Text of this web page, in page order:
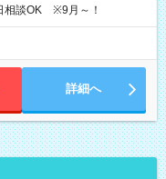
談OK ※9月～！
詳細へ